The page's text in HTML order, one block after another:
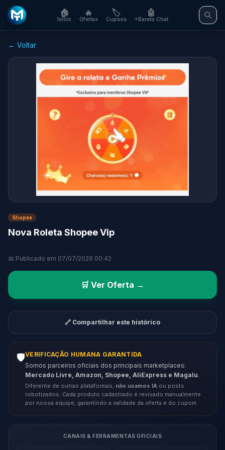
🏠
Início
🔥
Ofertas
🏷️
Cupons
🤖
+Barato Chat
← Voltar
Shopee
Nova Roleta Shopee Vip
📅 Publicado em 07/07/2026 00:42
🛒 Ver Oferta →
🔗 Compartilhar este histórico
🛡️VERIFICAÇÃO HUMANA GARANTIDA
Somos parceiros oficiais dos principais marketplaces:
Mercado Livre, Amazon, Shopee, AliExpress e Magalu.
Diferente de outras plataformas, não usamos IA ou posts
robotizados. Cada produto cadastrado é revisado manualmente
por nossa equipe, garantindo a validade da oferta e do cupom.
CANAIS & FERRAMENTAS OFICIAIS